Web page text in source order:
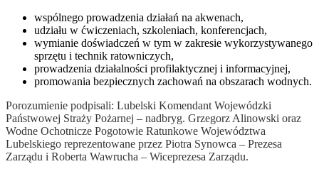
wspólnego prowadzenia działań na akwenach,
udziału w ćwiczeniach, szkoleniach, konferencjach,
wymianie doświadczeń w tym w zakresie wykorzystywanego
sprzętu i technik ratowniczych,
prowadzenia działalności profilaktycznej i informacyjnej,
promowania bezpiecznych zachowań na obszarach wodnych.
Porozumienie podpisali: Lubelski Komendant Wojewódzki
Państwowej Straży Pożarnej – nadbryg. Grzegorz Alinowski oraz
Wodne Ochotnicze Pogotowie Ratunkowe Województwa
Lubelskiego reprezentowane przez Piotra Synowca – Prezesa
Zarządu i Roberta Wawrucha – Wiceprezesa Zarządu.